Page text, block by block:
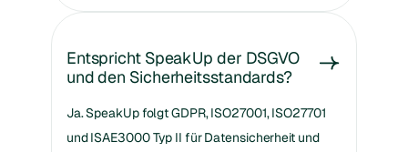
Entspricht SpeakUp der DSGVO
und den Sicherheitsstandards?
Ja. SpeakUp folgt GDPR, ISO27001, ISO27701
und ISAE3000 Typ II für Datensicherheit und